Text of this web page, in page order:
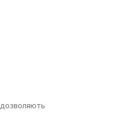
дозволяють